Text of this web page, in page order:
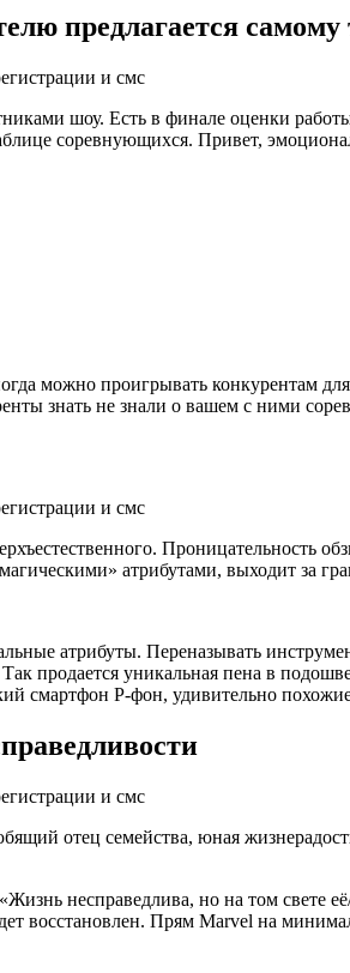
предлагается самому
шоу. Есть в финале оценки
соревнующихся. Привет,
можно проигрывать конкурентам
знать не знали о вашем с ними
Проницательность
атрибутами, выходит за
атрибуты. Переназывать
продается уникальная пена в
смартфон Р-фон, удивительно
отец семейства, юная
несправедлива, но на том свете
восстановлен. Прям Marvel на